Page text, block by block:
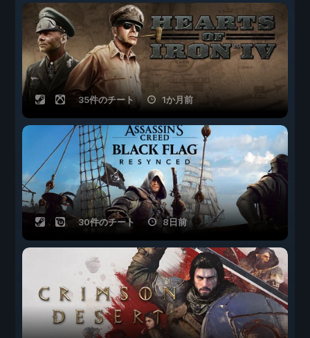
35件のチート 1か月前
30件のチート 8日前